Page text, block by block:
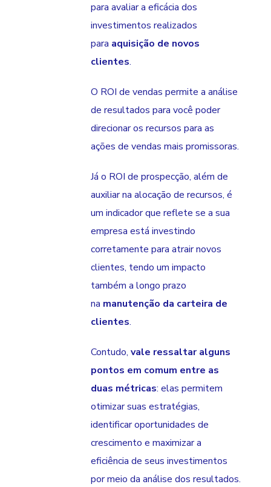
para avaliar a eficácia dos
investimentos realizados
para aquisição de novos
clientes.
O ROI de vendas permite a análise
de resultados para você poder
direcionar os recursos para as
ações de vendas mais promissoras.
Já o ROI de prospecção, além de
auxiliar na alocação de recursos, é
um indicador que reflete se a sua
empresa está investindo
corretamente para atrair novos
clientes, tendo um impacto
também a longo prazo
na manutenção da carteira de
clientes.
Contudo, vale ressaltar alguns
pontos em comum entre as
duas métricas: elas permitem
otimizar suas estratégias,
identificar oportunidades de
crescimento e maximizar a
eficiência de seus investimentos
por meio da análise dos resultados.